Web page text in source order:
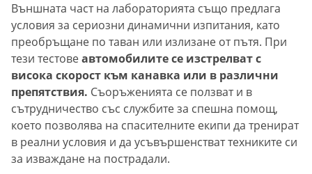
Външната част на лабораторията също предлага
условия за сериозни динамични изпитания, като
преобръщане по таван или излизане от пътя. При
тези тестовеавтомобилите се изстрелват с
висока скорост към канавка или в различни
препятствия. Съоръженията се ползват и в
сътрудничество със службите за спешна помощ,
което позволява на спасителните екипи да тренират
в реални условия и да усъвършенстват техниките си
за изваждане на пострадали.